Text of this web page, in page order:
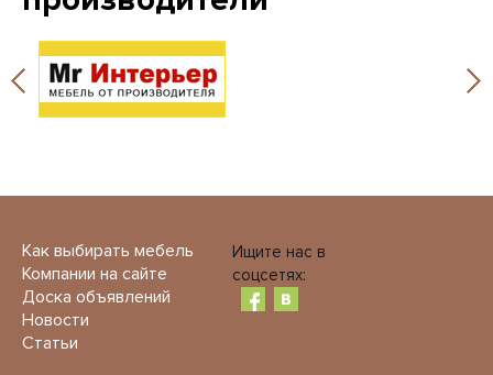
Как выбирать мебель
Компании на сайте
Доска объявлений
Новости
Статьи
Ищите нас в
соцсетях: